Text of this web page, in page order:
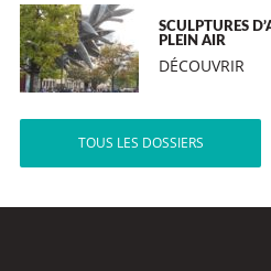
SCULPTURES
PLEIN AIR
DÉCOUVRIR
TOUS LES DOSSIERS